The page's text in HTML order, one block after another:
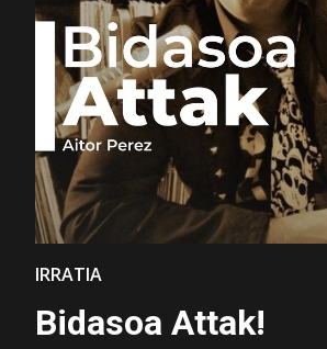
IRRATIA
Bidasoa Attak!